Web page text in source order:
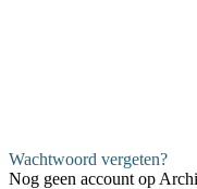
Wachtwoord vergeten?
Nog geen account op